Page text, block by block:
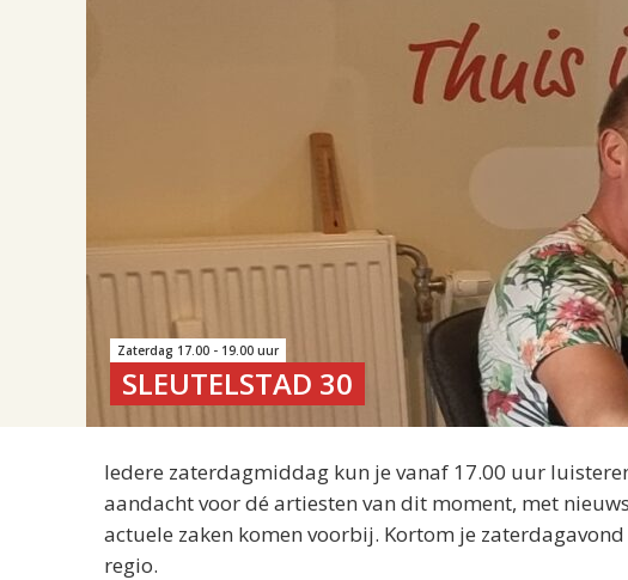
Zaterdag 17.00 - 19.00 uur
SLEUTELSTAD 30
Iedere zaterdagmiddag kun je vanaf 17.00 uur
aandacht voor dé artiesten van dit moment, met
actuele zaken komen voorbij. Kortom je
regio.